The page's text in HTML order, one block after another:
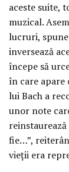
aceste suite,
muzical.
lucruri,
inversează
începe să
în care apare
lui Bach a
unor note
fie…”,
vieții era